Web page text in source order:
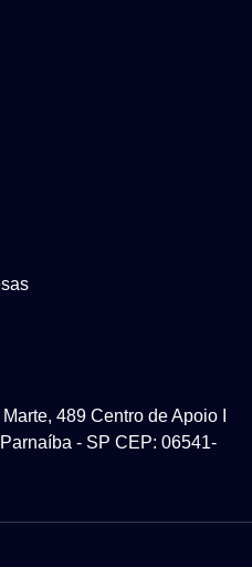
489 Centro de Apoio I
- SP CEP: 06541-